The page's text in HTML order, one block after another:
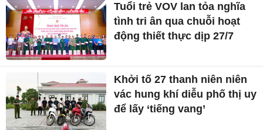
Tuổi trẻ VOV lan tỏa nghĩa
tình tri ân qua chuỗi hoạt
động thiết thực dịp 27/7
Khởi tố 27 thanh niên niên
vác hung khí diễu phố thị uy
để lấy ‘tiếng vang’